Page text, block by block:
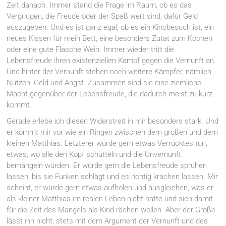
Zeit danach. Immer stand die Frage im Raum, ob es das
Vergnügen, die Freude oder der Spaß wert sind, dafür Geld
auszugeben. Und es ist ganz egal, ob es ein Kinobesuch ist, ein
neues Kissen für mein Bett, eine besonders Zutat zum Kochen
oder eine gute Flasche Wein. Immer wieder tritt die
Lebensfreude ihren existenziellen Kampf gegen die Vernunft an.
Und hinter der Vernunft stehen noch weitere Kämpfer, nämlich
Nutzen, Geld und Angst. Zusammen sind sie eine ziemliche
Macht gegenüber der Lebensfreude, die dadurch meist zu kurz
kommt.
Gerade erlebe ich diesen Widerstreit in mir besonders stark. Und
er kommt mir vor wie ein Ringen zwischen dem großen und dem
kleinen Matthias. Letzterer würde gern etwas Verrücktes tun,
etwas, wo alle den Kopf schütteln und die Unvernunft
bemängeln würden. Er würde gern die Lebensfreude sprühen
lassen, bis sie Funken schlägt und es richtig krachen lassen. Mir
scheint, er würde gern etwas aufholen und ausgleichen, was er
als kleiner Matthias im realen Leben nicht hatte und sich damit
für die Zeit des Mangels als Kind rächen wollen. Aber der Große
lässt ihn nicht, stets mit dem Argument der Vernunft und des